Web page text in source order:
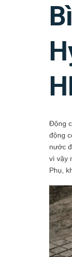
Động
động
nước
vì vậy
Phụ,